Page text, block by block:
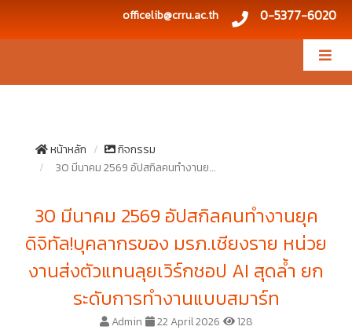
officelib@crru.ac.th 0-5377-6020
หน้าหลัก
กิจกรรม
30 มีนาคม 2569 อัปสกิลคนทำงานย...
30 มีนาคม 2569 อัปสกิลคนทำงานยุค
ดิจิทัล!บุคลากรของ มรภ.เชียงราย หน่วย
งานส่งตัวแทนลุยเวิร์กชอป AI สุดล้ำ ยก
ระดับการทำงานแบบสมาร์ท
Admin 22 April 2026 128